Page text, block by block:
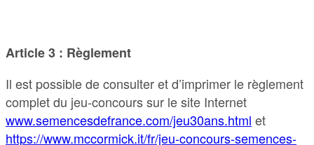
Article 3 : Règlement
Il est possible de consulter et d’imprimer le règlement
complet du jeu-concours sur le site Internet
www.semencesdefrance.com/jeu30ans.html et
https://www.mccormick.it/fr/jeu-concours-semences-